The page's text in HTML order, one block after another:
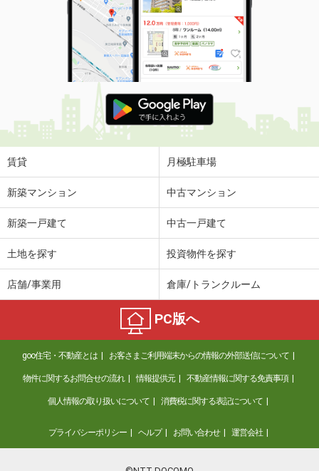
賃貸 月極駐車場
新築マンション 中古マンション
新築一戸建て 中古一戸建て
土地を探す 投資物件を探す
店舗/事業用 倉庫/トランクルーム
PC版へ
goo住宅・不動産とは お客さまご利用端末からの情報の外部送信について
物件に関するお問合せの流れ 情報提供元 不動産情報に関する免責事項
個人情報の取り扱いについて 消費税に関する表記について
プライバシーポリシー ヘルプ お問い合わせ 運営会社